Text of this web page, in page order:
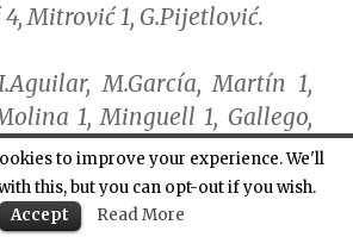
Mitrović 1, G.Pijetlović.
M.García, Martín 1,
1, Minguell 1, Gallego,
Vallés 2, Perrone, Mallarach,
Lopez.
to improve your experience. We'll
this, but you can opt-out if you wish.
Accept
Read More